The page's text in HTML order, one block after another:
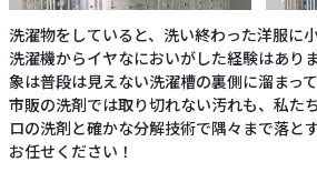
洗濯物をしていると、洗い終わった洋服に
洗濯機からイヤなにおいがした経験はあり
象は普段は見えない洗濯槽の裏側に溜まっ
市販の洗剤では取り切れない汚れも、私た
ロの洗剤と確かな分解技術で隅々まで落と
お任せください！